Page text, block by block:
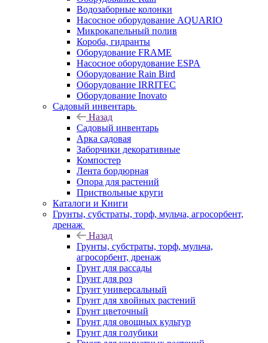
Водозаборные колонки
Насосное оборудование AQUARIO
Микрокапельный полив
Короба, гидранты
Оборудование FRAME
Насосное оборудование ESPA
Оборудование Rain Bird
Оборудование IRRITEC
Оборудование Inovato
Садовый инвентарь
Назад
Садовый инвентарь
Арка садовая
Заборчики декоративные
Компостер
Лента бордюрная
Опора для растений
Приствольные круги
Каталоги и Книги
Грунты, субстраты, торф, мульча, агросорбент,
дренаж
Назад
Грунты, субстраты, торф, мульча,
агросорбент, дренаж
Грунт для рассады
Грунт для роз
Грунт универсальный
Грунт для хвойных растений
Грунт цветочный
Грунт для овощных культур
Грунт для голубики